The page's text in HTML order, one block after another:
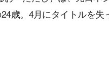
歳。4月にタイトルを